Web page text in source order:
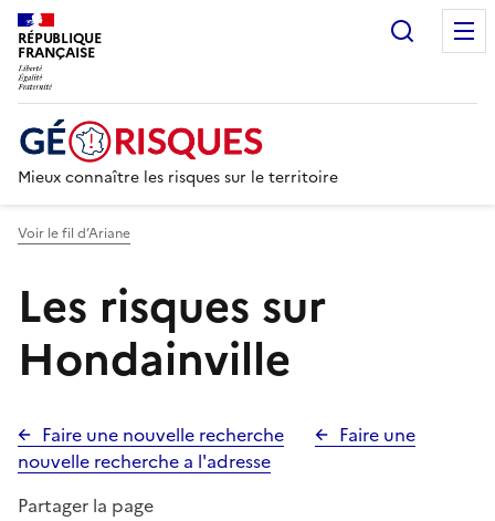
RÉPUBLIQUE
FRANÇAISE
Mieux connaître les risques sur le territoire
Voir le fil d’Ariane
Les risques sur
Hondainville
Faire une nouvelle recherche
Faire une
nouvelle recherche a l'adresse
Partager la page